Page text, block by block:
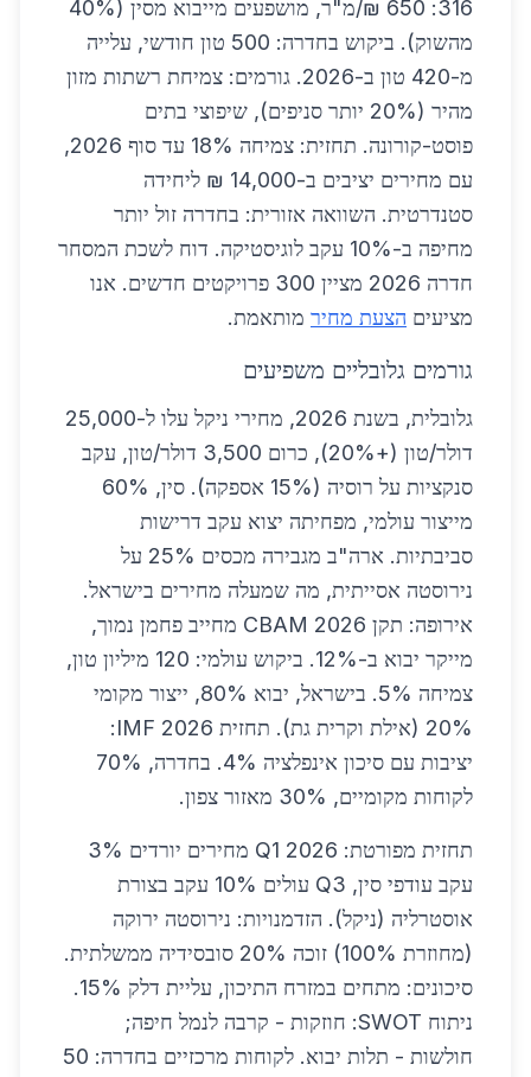
316: 650 ₪/מ"ר, מושפעים מייבוא מסין (40%
מהשוק). ביקוש בחדרה: 500 טון חודשי, עלייה
מ-420 טון ב-2026. גורמים: צמיחת רשתות מזון
מהיר (20% יותר סניפים), שיפוצי בתים
פוסט-קורונה. תחזית: צמיחה 18% עד סוף 2026,
עם מחירים יציבים ב-14,000 ₪ ליחידה
סטנדרטית. השוואה אזורית: בחדרה זול יותר
מחיפה ב-10% עקב לוגיסטיקה. דוח לשכת המסחר
חדרה 2026 מציין 300 פרויקטים חדשים. אנו
מציעים הצעת מחיר מותאמת.
גורמים גלובליים משפיעים
גלובלית, בשנת 2026, מחירי ניקל עלו ל-25,000
דולר/טון (+20%), כרום 3,500 דולר/טון, עקב
סנקציות על רוסיה (15% אספקה). סין, 60%
מייצור עולמי, מפחיתה יצוא עקב דרישות
סביבתיות. ארה"ב מגבירה מכסים 25% על
נירוסטה אסייתית, מה שמעלה מחירים בישראל.
אירופה: תקן CBAM 2026 מחייב פחמן נמוך,
מייקר יבוא ב-12%. ביקוש עולמי: 120 מיליון טון,
צמיחה 5%. בישראל, יבוא 80%, ייצור מקומי
20% (אילת וקרית גת). תחזית IMF 2026:
יציבות עם סיכון אינפלציה 4%. בחדרה, 70%
לקוחות מקומיים, 30% מאזור צפון.
תחזית מפורטת: Q1 2026 מחירים יורדים 3%
עקב עודפי סין, Q3 עולים 10% עקב בצורת
אוסטרליה (ניקל). הזדמנויות: נירוסטה ירוקה
(מחוזרת 100%) זוכה 20% סובסידיה ממשלתית.
סיכונים: מתחים במזרח התיכון, עליית דלק 15%.
ניתוח SWOT: חוזקות - קרבה לנמל חיפה;
חולשות - תלות יבוא. לקוחות מרכזיים בחדרה: 50